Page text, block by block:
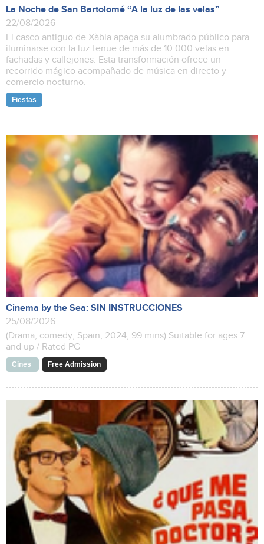
La Noche de San Bartolomé “A la luz de las velas”
22/08/2026
El casco antiguo de Xàbia apaga su alumbrado público para
iluminarse con la luz tenue de más de 10.000 velas en
fachadas y callejones. Esta transformación ofrece un
recorrido mágico acompañado de música en directo y
comercio nocturno.
Fiestas
Cinema by the Sea: SIN INSTRUCCIONES
25/08/2026
(Drama, comedy, Spain, 2024, 99 mins) Suitable for ages 7
and up / Rated PG
Cines Free Admission